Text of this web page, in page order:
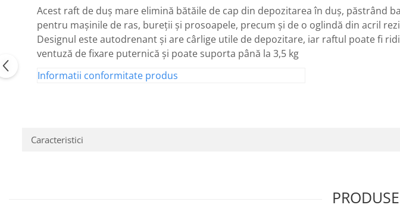
Acest raft de duș mare elimină bătăile de cap din depozitarea în duș, păstrând
pentru mașinile de ras, bureții și prosoapele, precum și de o oglindă din acril
Designul este autodrenant și are cârlige utile de depozitare, iar raftul poate fi
ventuză de fixare puternică și poate suporta până la 3,5 kg
Informatii conformitate produs
Caracteristici